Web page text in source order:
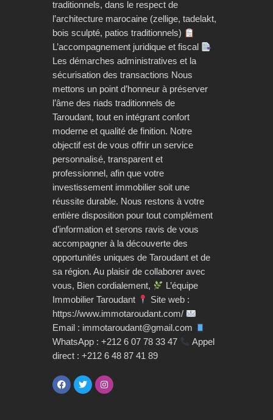
traditionnels, dans le respect de
l’architecture marocaine (zellige, tadelakt,
bois sculpté, patios traditionnels)
L’accompagnement juridique et fiscal
Les démarches administratives et la
sécurisation des transactions Nous
mettons un point d’honneur à préserver
l’âme des riads traditionnels de
Taroudant, tout en intégrant confort
moderne et qualité de finition. Notre
objectif est de vous offrir un service
personnalisé, transparent et
professionnel, afin que votre
investissement immobilier soit une
réussite durable. Nous restons à votre
entière disposition pour tout complément
d’information et serons ravis de vous
accompagner à la découverte des
opportunités uniques de Taroudant et de
sa région. Au plaisir de collaborer avec
vous, Bien cordialement,
L’équipe
Immobilier Taroudant
Site web :
https://www.immotaroudant.com/
Email : immotaroudant@gmail.com
WhatsApp : +212 6 07 78 33 47
Appel
direct : +212 6 48 87 41 89